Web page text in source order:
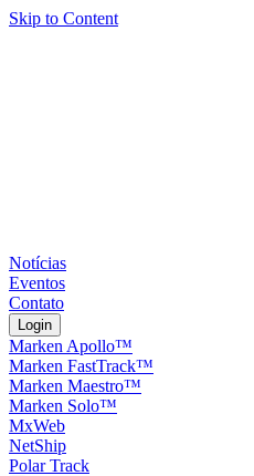
Skip to Content
Notícias
Eventos
Contato
Login
Marken Apollo™
Marken FastTrack™
Marken Maestro™
Marken Solo™
MxWeb
NetShip
Polar Track